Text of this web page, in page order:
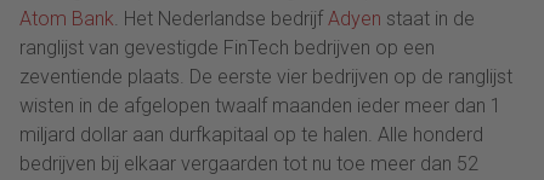
Atom Bank. Het Nederlandse bedrijf Adyen staat in de
ranglijst van gevestigde FinTech bedrijven op een
zeventiende plaats. De eerste vier bedrijven op de ranglijst
wisten in de afgelopen twaalf maanden ieder meer dan 1
miljard dollar aan durfkapitaal op te halen. Alle honderd
bedrijven bij elkaar vergaarden tot nu toe meer dan 52